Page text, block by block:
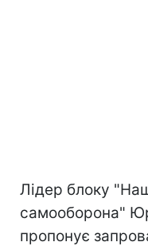
Лідер блоку
самооборона"
пропонує